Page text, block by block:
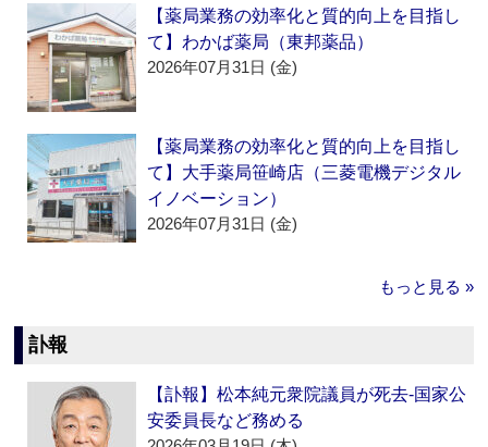
【薬局業務の効率化と質的向上を目指し
て】わかば薬局（東邦薬品）
2026年07月31日 (金)
【薬局業務の効率化と質的向上を目指し
て】大手薬局笹崎店（三菱電機デジタル
イノベーション）
2026年07月31日 (金)
もっと見る »
訃報
【訃報】松本純元衆院議員が死去‐国家公
安委員長など務める